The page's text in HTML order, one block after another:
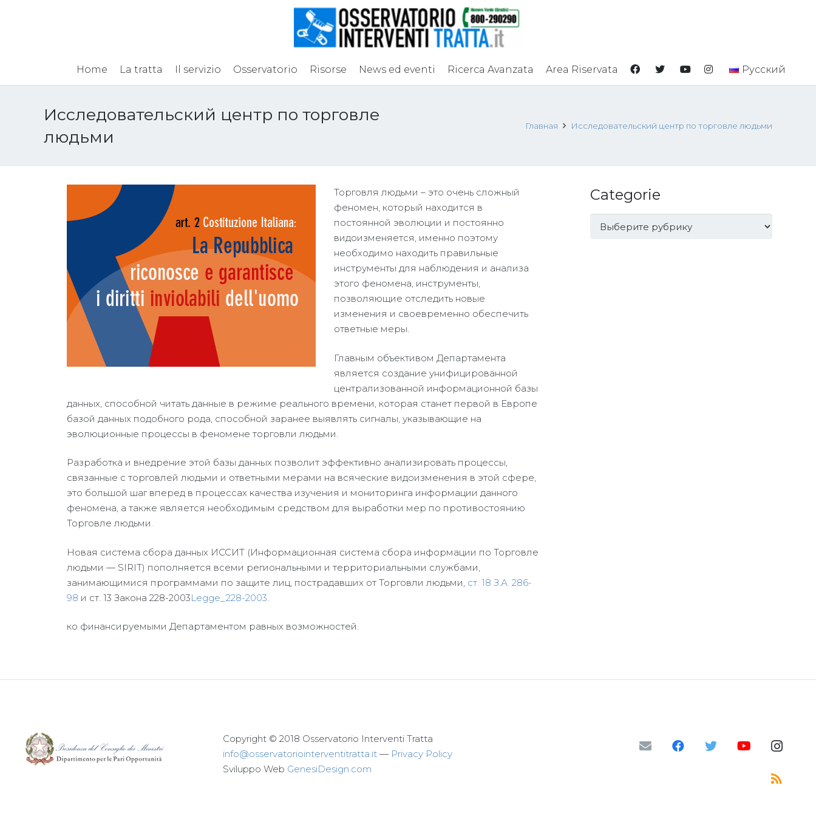
Home La tratta Il servizio Osservatorio Risorse News ed eventi Ricerca Avanzata Area Riservata Русский
Исследовательский центр по торговле
людьми
Главная Исследовательский центр по торговле людьми
Торговля людьми – это очень сложный
феномен, который находится в
постоянной эволюции и постоянно
видоизменяется, именно поэтому
необходимо находить правильные
инструменты для наблюдения и анализа
этого феномена, инструменты,
позволяющие отследить новые
изменения и своевременно обеспечить
ответные меры.
Главным объективом Департамента
является создание унифицированной
централизованной информационной базы
данных, способной читать данные в режиме реального времени, которая станет первой в Европе
базой данных подобного рода, способной заранее выявлять сигналы, указывающие на
эволюционные процессы в феномене торговли людьми.
Разработка и внедрение этой базы данных позволит эффективно анализировать процессы,
связанные с торговлей людьми и ответными мерами на всяческие видоизменения в этой сфере,
это большой шаг вперед в процессах качества изучения и мониторинга информации данного
феномена, а также является необходимым средством для выработки мер по противостоянию
Торговле людьми.
Новая система сбора данных ИССИТ (Информационная система сбора информации по Торговле
людьми — SIRIT) пополняется всеми региональными и территориальными службами,
занимающимися программами по защите лиц, пострадавших от Торговли людьми, ст. 18 З.А. 286-
98 и ст. 13 Закона 228-2003Legge_228-2003
ко финансируемыми Департаментом равных возможностей.
Categorie
Categorie
Copyright © 2018 Osservatorio Interventi Tratta
info@osservatoriointerventitratta.it — Privacy Policy
Sviluppo Web GenesiDesign.com